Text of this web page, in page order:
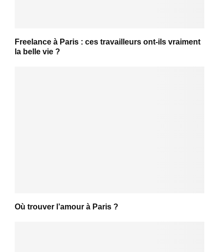
Freelance à Paris : ces travailleurs ont-ils vraiment
la belle vie ?
Où trouver l’amour à Paris ?